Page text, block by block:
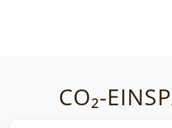
CO₂-